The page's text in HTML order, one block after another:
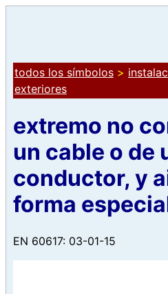
todos los símbolos >
exteriores
extremo no
un cable o de
conductor, y
forma
EN 60617: 03-01-15